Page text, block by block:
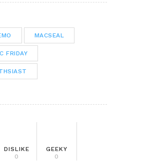
MACSEAL
FRIDAY
DISLIKE
0
GEEKY
0